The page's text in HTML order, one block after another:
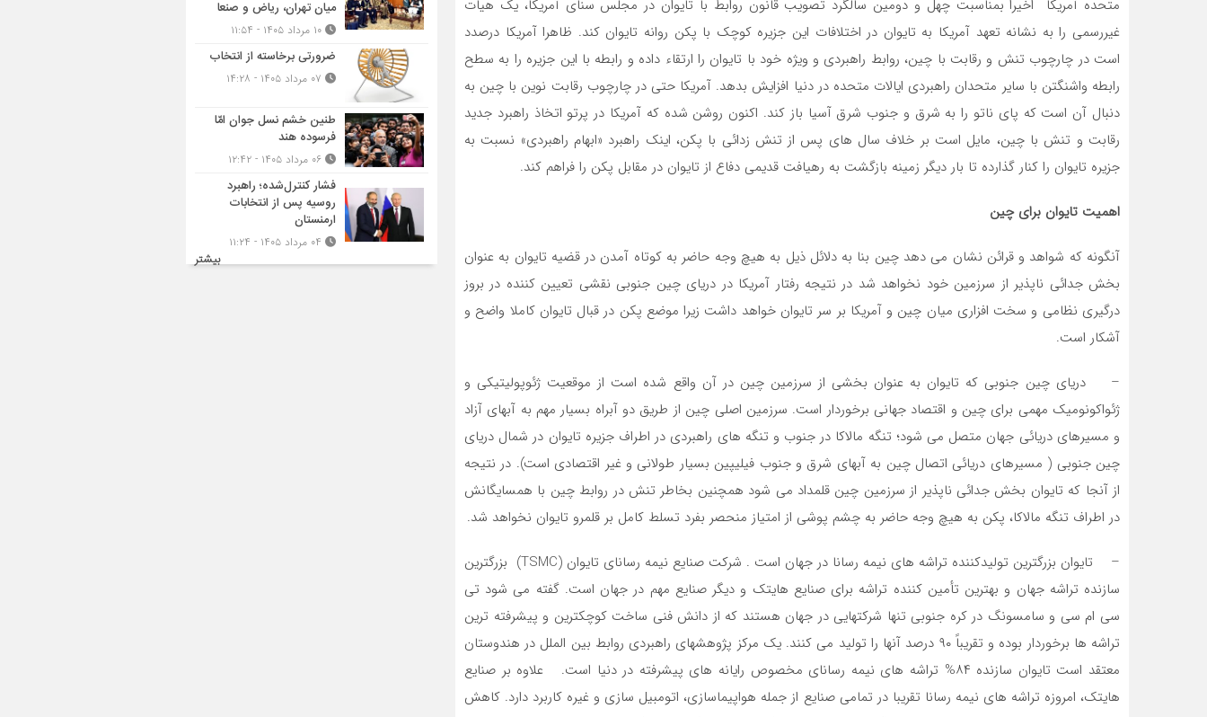
متحده آمریکا اخیرا بمناسبت چهل و دومین سالگرد تصویب قانون روابط با تایوان در مجلس سنای آمریکا، یک هیات
غیررسمی را به نشانه تعهد آمریکا به تایوان در اختلافات این جزیره کوچک با پکن روانه تایوان کند. ظاهرا آمریکا درصدد
است در چارچوب تنش و رقابت با چین، روابط راهبردی و ویژه خود با تایوان را ارتقاء داده و رابطه با این جزیره را به سطح
رابطه واشنگتن با سایر متحدان راهبردی ایالات متحده در دنیا افزایش بدهد. آمریکا حتی در چارچوب رقابت نوین با چین به
دنبال آن است که پای ناتو را به شرق و جنوب شرق آسیا باز کند. اکنون روشن شده که آمریکا در پرتو اتخاذ راهبرد جدید
رقابت و تنش با چین، مایل است بر خلاف سال های پس از تنش زدائی با پکن، اینک راهبرد «ابهام راهبردی» نسبت به
جزیره تایوان را کنار گذارده تا بار دیگر زمینه بازگشت به رهیافت قدیمی دفاع از تایوان در مقابل پکن را فراهم کند.
اهمیت تایوان برای چین
آنگونه که شواهد و قرائن نشان می دهد چین بنا به دلائل ذیل به هیچ وجه حاضر به کوتاه آمدن در قضیه تایوان به عنوان
بخش جدائی ناپذیر از سرزمین خود نخواهد شد در نتیجه رفتار آمریکا در دریای چین جنوبی نقشی تعیین کننده در بروز
درگیری نظامی و سخت افزاری میان چین و آمریکا بر سر تایوان خواهد داشت زیرا موضع پکن در قبال تایوان کاملا واضح و
آشکار است.
– دریای چین جنوبی که تایوان به عنوان بخشی از سرزمین چین در آن واقع شده است از موقعیت ژئوپولیتیکی و
ژئواکونومیک مهمی برای چین و اقتصاد جهانی برخوردار است. سرزمین اصلی چین از طریق دو آبراه بسیار مهم به آبهای آزاد
و مسیرهای دریائی جهان متصل می شود؛ تنگه مالاکا در جنوب و تنگه های راهبردی در اطراف جزیره تایوان در شمال دریای
چین جنوبی ( مسیرهای دریائی اتصال چین به آبهای شرق و جنوب فیلیپین بسیار طولانی و غیر اقتصادی است). در نتیجه
از آنجا که تایوان بخش جدائی ناپذیر از سرزمین چین قلمداد می شود همچنین بخاطر تنش در روابط چین با همسایگانش
در اطراف تنگه مالاکا، پکن به هیچ وجه حاضر به چشم پوشی از امتیاز منحصر بفرد تسلط کامل بر قلمرو تایوان نخواهد شد.
– تایوان بزرگترین تولیدکننده تراشه های نیمه رسانا در جهان است . شرکت صنایع نیمه رسانای تایوان (TSMC) بزرگترین
سازنده تراشه جهان و بهترین تأمین کننده تراشه برای صنایع هایتک و دیگر صنایع مهم در جهان است. گفته می شود تی
سی ام سی و سامسونگ در کره جنوبی تنها شرکتهایی در جهان هستند که از دانش فنی ساخت کوچکترین و پیشرفته ترین
تراشه ها برخوردار بوده و تقریباً ۹۰ درصد آنها را تولید می کنند. یک مرکز پژوهشهای راهبردی روابط بین الملل در هندوستان
معتقد است تایوان سازنده ۸۴% تراشه های نیمه رسانای مخصوص رایانه های پیشرفته در دنیا است. علاوه بر صنایع
هایتک، امروزه تراشه های نیمه رسانا تقریبا در تمامی صنایع از جمله هواپیماسازی، اتومبیل سازی و غیره کاربرد دارد. کاهش
میان تهران، ریاض و صنعا
ضرورتی برخاسته از انتخاب
طنین خشم نسل جوان امّا
فرسوده هند
فشار کنترل‌شده؛ راهبرد
روسیه پس از انتخابات
ارمنستان
بیشتر